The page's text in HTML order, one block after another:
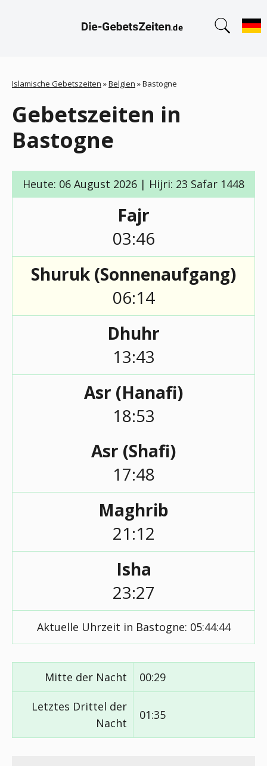
Islamische Gebetszeiten »Belgien »Bastogne
Gebetszeiten in
Bastogne
Heute: 06 August 2026 | Hijri: 23 Safar 1448
Fajr
03:46
Shuruk (Sonnenaufgang)
06:14
Dhuhr
13:43
Asr (Hanafi)
18:53
Asr (Shafi)
17:48
Maghrib
21:12
Isha
23:27
Aktuelle Uhrzeit in Bastogne: 05:44:45
Mitte der Nacht 00:29
Letztes Drittel der
Nacht
01:35